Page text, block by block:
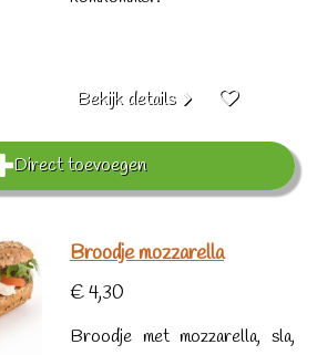
Bekijk details
Direct toevoegen
Broodje mozzarella
€ 4,30
Broodje met mozzarella, sla,